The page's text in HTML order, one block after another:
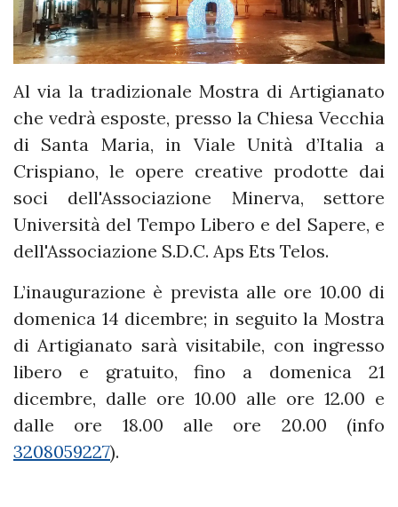
Al via la tradizionale Mostra di Artigianato
che vedrà esposte, presso la Chiesa Vecchia
di Santa Maria, in Viale Unità d’Italia a
Crispiano, le opere creative prodotte dai
soci dell'Associazione Minerva, settore
Università del Tempo Libero e del Sapere, e
dell'Associazione S.D.C. Aps Ets Telos.
L’inaugurazione è prevista alle ore 10.00 di
domenica 14 dicembre; in seguito la Mostra
di Artigianato sarà visitabile, con ingresso
libero e gratuito, fino a domenica 21
dicembre, dalle ore 10.00 alle ore 12.00 e
dalle ore 18.00 alle ore 20.00 (info
3208059227).